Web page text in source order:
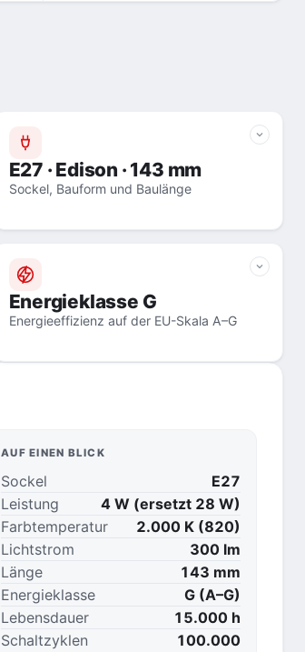
E27 · Edison · 143 mm
Sockel, Bauform und Baulänge
Energieklasse G
Energieeffizienz auf der EU-Skala A–G
AUF EINEN BLICK
Sockel
E27
Leistung
4 W (ersetzt 28 W)
Farbtemperatur
2.000 K (820)
Lichtstrom
300 lm
Länge
143 mm
Energieklasse
G (A–G)
Lebensdauer
15.000 h
Schaltzyklen
100.000